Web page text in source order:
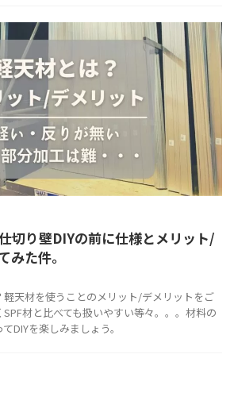
切り壁DIYの前に仕様とメリット/
みた件。
天材を使うことのメリット/デメリットをご
材と比べても扱いやすい等々。。。材料の
DIYを楽しみましょう。